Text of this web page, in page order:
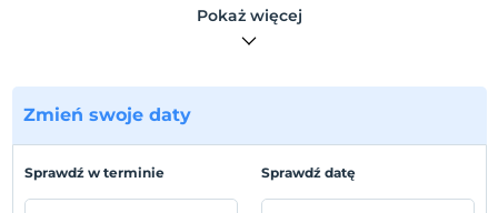
Park Suite, który składa się łącznie z 24 niezależnych
pokoi, został zaprojektowany jako 22 pokoje
standardowych udogodnień, takich jak całodobowa
ciepła woda, Internet / Wi-Fi (sieć bezprzewodowa), TV,
Park Suite Hotel oferuje wszystkie udogodnienia,
których potrzebujesz, aby poczuć się jak w domu i
Pokaż więcej
Zmień swoje daty
Sprawdź w terminie Sprawdź datę